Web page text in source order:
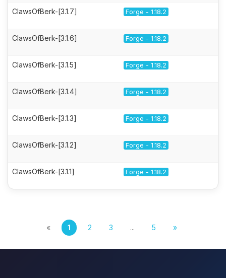
ClawsOfBerk-[3.1.7] Forge - 1.18.2
ClawsOfBerk-[3.1.6] Forge - 1.18.2
ClawsOfBerk-[3.1.5] Forge - 1.18.2
ClawsOfBerk-[3.1.4] Forge - 1.18.2
ClawsOfBerk-[3.1.3] Forge - 1.18.2
ClawsOfBerk-[3.1.2] Forge - 1.18.2
ClawsOfBerk-[3.1.1] Forge - 1.18.2
« 1 2 3 ... 5 »